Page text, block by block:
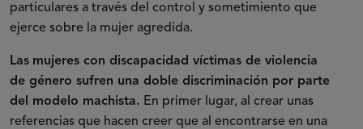
particulares a través del control y sometimiento que
ejerce sobre la mujer agredida.
Las mujeres con discapacidad víctimas de violencia
de género sufren una doble discriminación por parte
del modelo machista. En primer lugar, al crear unas
referencias que hacen creer que al encontrarse en una